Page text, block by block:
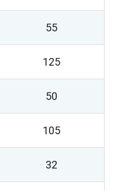
55
125
50
105
32